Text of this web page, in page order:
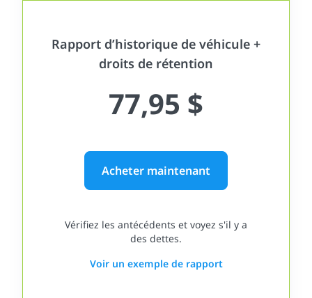
Rapport d’historique de véhicule +
droits de rétention
77,95 $
Acheter maintenant
Vérifiez les antécédents et voyez s'il y a
des dettes.
Voir un exemple de rapport